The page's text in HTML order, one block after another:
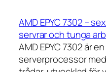
AMD EPYC 7302 –
servrar och tunga
AMD EPYC 7302 är
serverprocessor